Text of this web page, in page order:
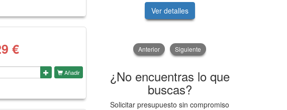
€
Añadir
Ver detalles
Anterior Siguiente
¿No encuentras lo que
buscas?
Solicitar presupuesto sin compromiso